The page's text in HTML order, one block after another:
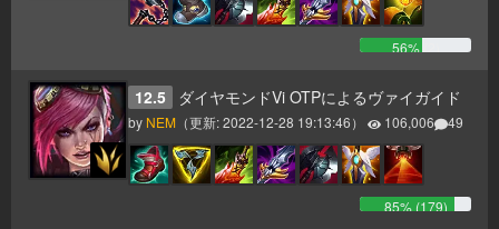
56% (
12.5 ダイヤモンドVi OTPによるヴァイガイド
by NEM （更新:2022-12-28 19:13:46） 106,006 49
85% (179)